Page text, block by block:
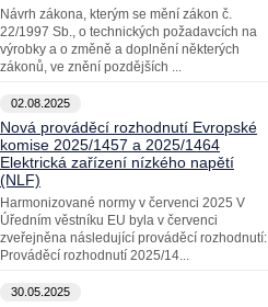
Návrh zákona, kterým se mění zákon č.
22/1997 Sb., o technických požadavcích na
výrobky a o změně a doplnění některých
zákonů, ve znění pozdějších ...
02.08.2025
Nová prováděcí rozhodnutí Evropské
komise 2025/1457 a 2025/1464
Elektrická zařízení nízkého napětí
(NLF)
Harmonizované normy v červenci 2025 V
Úředním věstníku EU byla v červenci
zveřejněna následující prováděcí rozhodnutí:
Prováděcí rozhodnutí 2025/14...
30.05.2025